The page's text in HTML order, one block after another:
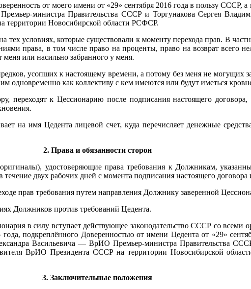
от моего имени от «29» сентября 2016 года в пользу
министра Правительства СССР и Торгунакова Сергея
Новосибирской области РСФСР.
тех условиях, которые существовали к моменту перехода прав. В
права, в том числе право на проценты, право на возврат всего
меня или насильно забранного у меня.
усопших к настоящему времени, а потому без меня не могущих
одновременно как коллективу с кем имеются или будут иметься
переходят к Цессионарию после подписания настоящего
на имя Цедента лицевой счет, куда перечисляет денежные
2. Права и обязанности сторон
удостоверяющие права требования к Должникам,
двух рабочих дней с момента подписания настоящего
прав требования путем направления Должнику заверенной
Должников против требований Цедента.
в силу вступает действующее законодательство СССР со
подкреплённого Доверенностью от имени Цедента от «29»
Васильевича — ВрИО Премьер-министра Правительства
ВрИО Президента СССР на территории Новосибирской
3. Заключительные положения